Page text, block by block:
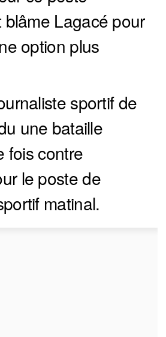
blâme Lagacé pour
option plus
sportif de
une bataille
fois contre
le poste de
matinal.